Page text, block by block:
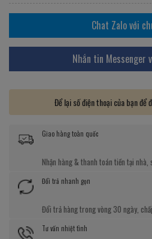
Chat Zalo với
Nhắn tin Messenger
Để lại số điện thoại của bạn để
Giao hàng toàn quốc
Nhận hàng & thanh toán tiền tại
Đổi trả nhanh gọn
Đổi trả hàng trong vòng 30 ngày,
Tư vấn nhiệt tình